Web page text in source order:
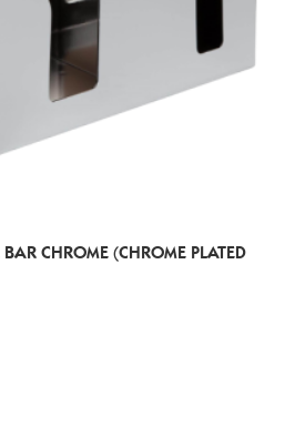
CHROME (CHROME PLATED